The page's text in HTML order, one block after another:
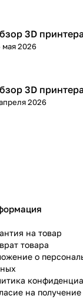
3D принтеры
3D
мая 2026
3D принтеры
3D
2026
на товар
товара
о
на получение